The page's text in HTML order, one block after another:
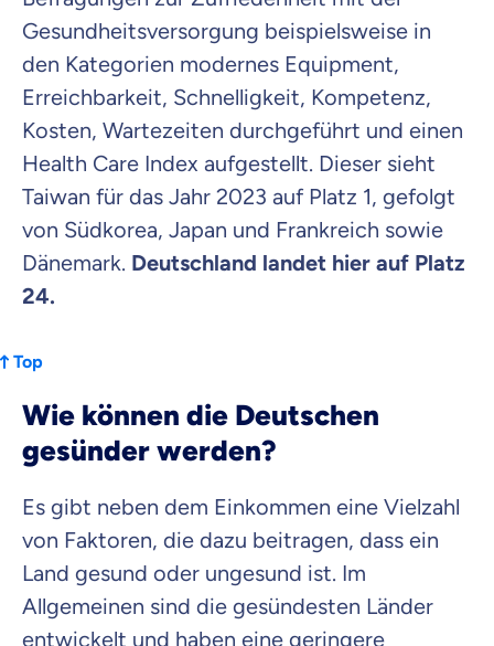
Gesundheitsversorgung beispielsweise in
den Kategorien modernes Equipment,
Erreichbarkeit, Schnelligkeit, Kompetenz,
Kosten, Wartezeiten durchgeführt und einen
Health Care Index aufgestellt. Dieser sieht
Taiwan für das Jahr 2023 auf Platz 1, gefolgt
von Südkorea, Japan und Frankreich sowie
Dänemark. Deutschland landet hier auf Platz
24.
Top
Wie können die Deutschen
gesünder werden?
Es gibt neben dem Einkommen eine Vielzahl
von Faktoren, die dazu beitragen, dass ein
Land gesund oder ungesund ist. Im
Allgemeinen sind die gesündesten Länder
entwickelt und haben eine geringere